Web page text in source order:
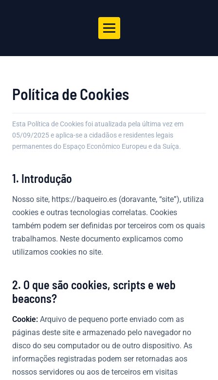
Política de Cookies
Esta Política de Cookies foi atualizada pela última vez em
05/09/2025 e aplica-se a cidadãos e residentes legais
permanentes do Espaço Econômico Europeu e da Suíça.
1. Introdução
Nosso site, https://baqueiro.es (doravante, “site”), utiliza
cookies e outras tecnologias correlatas. Cookies
também podem ser definidas por terceiros com os quais
trabalhamos. Neste documento explicamos como
utilizamos cookies no site.
2. O que são cookies, scripts e web
beacons?
Cookie: Arquivo de pequeno porte enviado com as
páginas deste site e armazenado pelo navegador no
disco do seu computador ou de outro dispositivo. As
informações registradas podem ser retornadas aos
nossos servidores ou aos de terceiros em visitas